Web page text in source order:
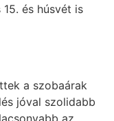
és húsvét is
a szobaárak
jóval szolidabb